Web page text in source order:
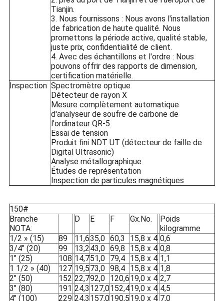
Tianjin.
3. Nous fournissons : Nous avons l'installation
de fabrication de haute qualité. Nous
promettons la période active, qualité stable,
juste prix, confidentialité de client.
4. Avec des échantillons et l'ordre : Nous
pouvons offrir des rapports de dimension,
certification matérielle.
Inspection Spectromètre optique
Détecteur de rayon X
Mesure complètement automatique
d'analyseur de soufre de carbone de
l'ordinateur QR-5
Essai de tension
Produit fini NDT UT (détecteur de faille de
Digital UItrasonic)
Analyse métallographique
Études de représentation
Inspection de particules magnétiques
150#
Branche
NOTA:
D E F Gx.No.
Poids
kilogramme
1/2 » (15)
89 11,635,0 60,3 15,8 x 4 0,6
3/4" (20)
99 13,243,0 69,8 15,8 x 4 0,8
1" (25)
108 14,751,0 79,4 15,8 x 4 1,1
1 1/2 » (40)
127 19,573,0 98,4 15,8 x 4 1,8
2" (50)
152 22,792,0 120,619,0 x 4 2,7
3" (80)
191 24,3 127,0152,419,0 x 4 4,5
4" (100)
229 24,3 157,0190,519,0 x 4 7,0